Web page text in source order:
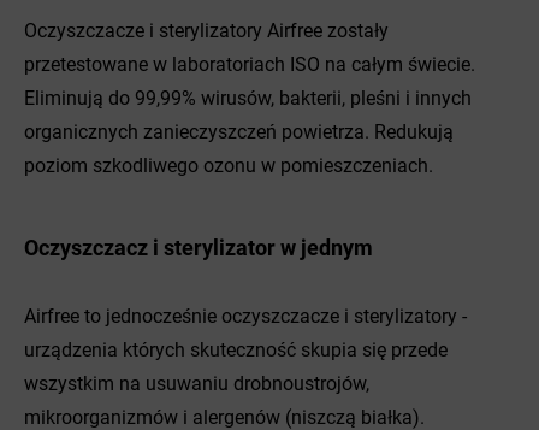
Oczyszczacze i sterylizatory Airfree zostały
przetestowane w laboratoriach ISO na całym świecie.
Eliminują do 99,99% wirusów, bakterii, pleśni i innych
organicznych zanieczyszczeń powietrza. Redukują
poziom szkodliwego ozonu w pomieszczeniach.
Oczyszczacz i sterylizator w jednym
Airfree to jednocześnie oczyszczacze i sterylizatory -
urządzenia których skuteczność skupia się przede
wszystkim na usuwaniu drobnoustrojów,
mikroorganizmów i alergenów (niszczą białka).